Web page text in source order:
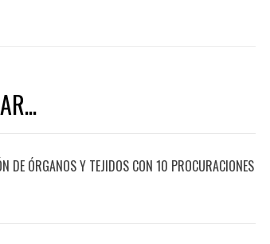
DE ÓRGANOS Y TEJIDOS CON 10 PROCURACIONES